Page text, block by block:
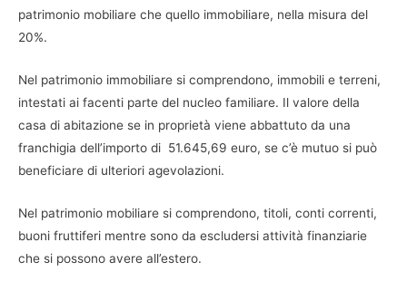
patrimonio mobiliare che quello immobiliare, nella misura del
20%.
Nel patrimonio immobiliare si comprendono, immobili e terreni,
intestati ai facenti parte del nucleo familiare. Il valore della
casa di abitazione se in proprietà viene abbattuto da una
franchigia dell’importo di 51.645,69 euro, se c’è mutuo si può
beneficiare di ulteriori agevolazioni.
Nel patrimonio mobiliare si comprendono, titoli, conti correnti,
buoni fruttiferi mentre sono da escludersi attività finanziarie
che si possono avere all’estero.